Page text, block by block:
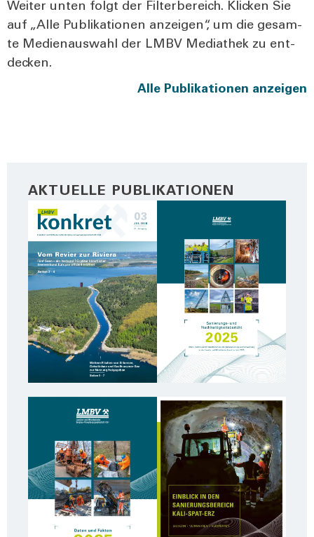
Wei­ter unten folgt der Fil­ter­be­reich. Kli­cken Sie
auf „Alle Publi­ka­tio­nen anzei­gen“, um die gesam­
te Medi­en­aus­wahl der LMBV Media­thek zu ent­
de­cken.
Alle Publi­ka­tio­nen anzei­gen
AKTUELLE PUBLIKATIONEN